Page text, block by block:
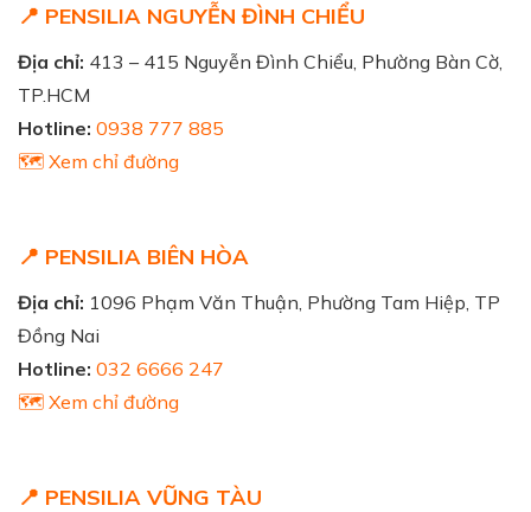
📍 PENSILIA NGUYỄN ĐÌNH CHIỂU
Địa chỉ: 413 – 415 Nguyễn Đình Chiểu, Phường Bàn Cờ,
TP.HCM
Hotline: 0938 777 885
🗺️ Xem chỉ đường
📍 PENSILIA BIÊN HÒA
Địa chỉ: 1096 Phạm Văn Thuận, Phường Tam Hiệp, TP
Đồng Nai
Hotline: 032 6666 247
🗺️ Xem chỉ đường
📍 PENSILIA VŨNG TÀU